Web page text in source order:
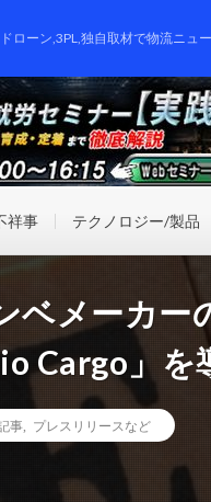
ローン,3PL,独自取材で物流ニュ
祥事 テクノロジー/製品
ベメーカー
Cargo」を
事 プレスリリースなど